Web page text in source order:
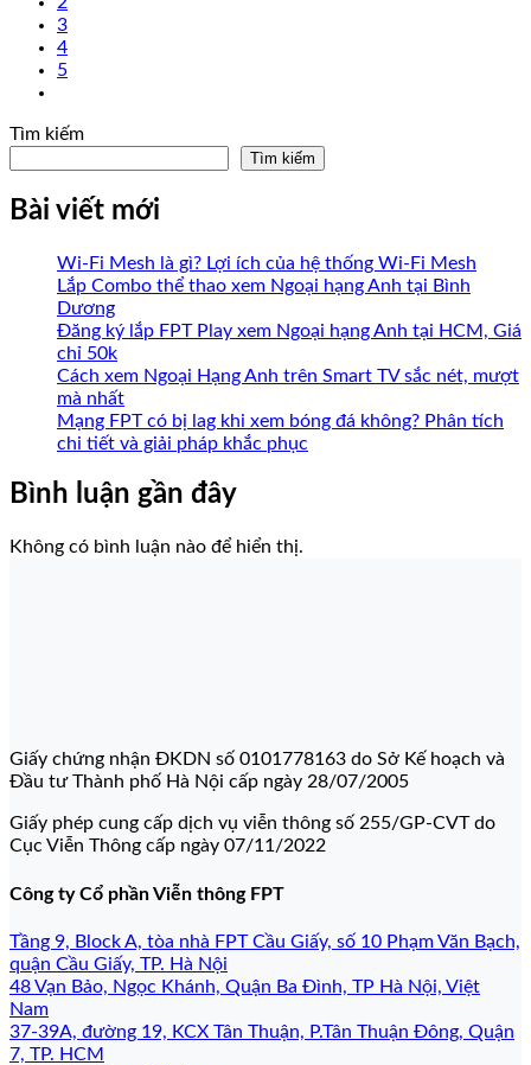
3
4
5
Tìm kiếm
Tìm kiếm
Bài viết mới
Wi-Fi Mesh là gì? Lợi ích của hệ thống Wi-Fi Mesh
Lắp Combo thể thao xem Ngoại hạng Anh tại Bình
Dương
Đăng ký lắp FPT Play xem Ngoại hạng Anh tại HCM, Giá
chỉ 50k
Cách xem Ngoại Hạng Anh trên Smart TV sắc nét, mượt
mà nhất
Mạng FPT có bị lag khi xem bóng đá không? Phân tích
chi tiết và giải pháp khắc phục
Bình luận gần đây
Không có bình luận nào để hiển thị.
Giấy chứng nhận ĐKDN số 0101778163 do Sở Kế hoạch và
Đầu tư Thành phố Hà Nội cấp ngày 28/07/2005
Giấy phép cung cấp dịch vụ viễn thông số 255/GP-CVT do
Cục Viễn Thông cấp ngày 07/11/2022
Công ty Cổ phần Viễn thông FPT
Tầng 9, Block A, tòa nhà FPT Cầu Giấy, số 10 Phạm Văn Bạch,
quận Cầu Giấy, TP. Hà Nội
48 Vạn Bảo, Ngọc Khánh, Quận Ba Đình, TP Hà Nội, Việt
Nam
37-39A, đường 19, KCX Tân Thuận, P.Tân Thuận Đông, Quận
7, TP. HCM